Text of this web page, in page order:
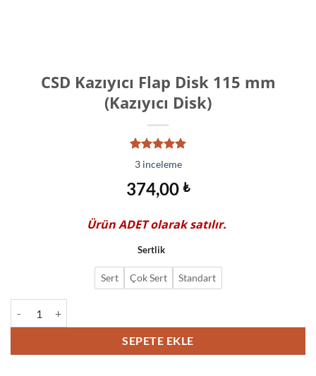
CSD Kazıyıcı Flap Disk 115 mm
(Kazıyıcı Disk)
müşteri
puanına
dayanarak
5 üzerinden
3inceleme
374,00 ₺
ÜrünADETolarak satılır.
Sertlik
Sert Çok Sert Standart
SEPETE EKLE